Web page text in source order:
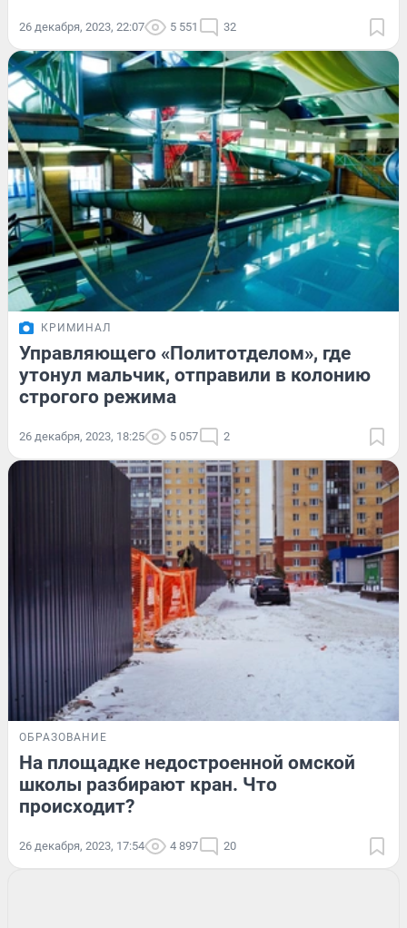
26 декабря, 2023, 22:07 5 551 32
КРИМИНАЛ
Управляющего «Политотделом», где
утонул мальчик, отправили в колонию
строгого режима
26 декабря, 2023, 18:25 5 057 2
ОБРАЗОВАНИЕ
На площадке недостроенной омской
школы разбирают кран. Что
происходит?
26 декабря, 2023, 17:54 4 897 20